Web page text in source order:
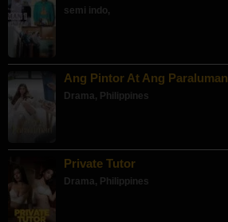
semi indo,
Ang Pintor At Ang Paraluman
Drama, Philippines
Private Tutor
Drama, Philippines